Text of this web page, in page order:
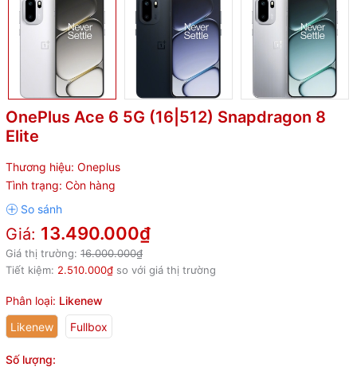
OnePlus Ace 6 5G (16|512) Snapdragon 8
Elite
Thương hiệu: Oneplus
Tình trạng: Còn hàng
Giá: 13.490.000₫
Giá thị trường: 16.000.000₫
Tiết kiệm: 2.510.000₫ so với giá thị trường
Phân loại: Likenew
Likenew
Fullbox
Số lượng: